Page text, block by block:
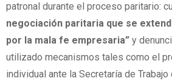
patronal durante el proceso paritario:
negociación paritaria que se
por la mala fe empresaria” y
utilizado mecanismos tales como el
individual ante la Secretaría de Trabajo